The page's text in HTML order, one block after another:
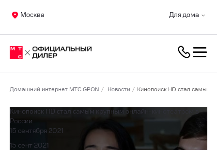
Для дома
Москва
Домашний интернет МТС GPON Новости Кинопоиск HD стал самым
Кинопоиск HD стал самым крупным онлайн-кинотеатром в
России
15 сентября 2021
15 сент 2021